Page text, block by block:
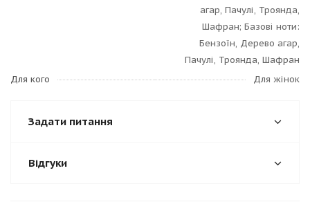
агар, Пачулі, Троянда,
Шафран; Базові ноти:
Бензоїн, Дерево агар,
Пачулі, Троянда, Шафран
Для кого
Для жінок
Задати питання
Відгуки